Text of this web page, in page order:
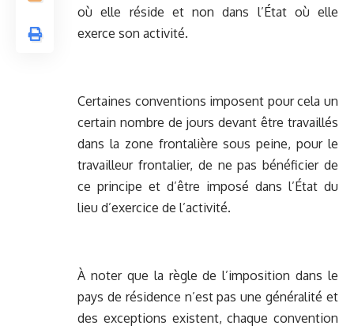
où elle réside et non dans l’État où elle
exerce son activité.
Certaines conventions imposent pour cela un
certain nombre de jours devant être travaillés
dans la zone frontalière sous peine, pour le
travailleur frontalier, de ne pas bénéficier de
ce principe et d’être imposé dans l’État du
lieu d’exercice de l’activité.
À noter que la règle de l’imposition dans le
pays de résidence n’est pas une généralité et
des exceptions existent, chaque convention